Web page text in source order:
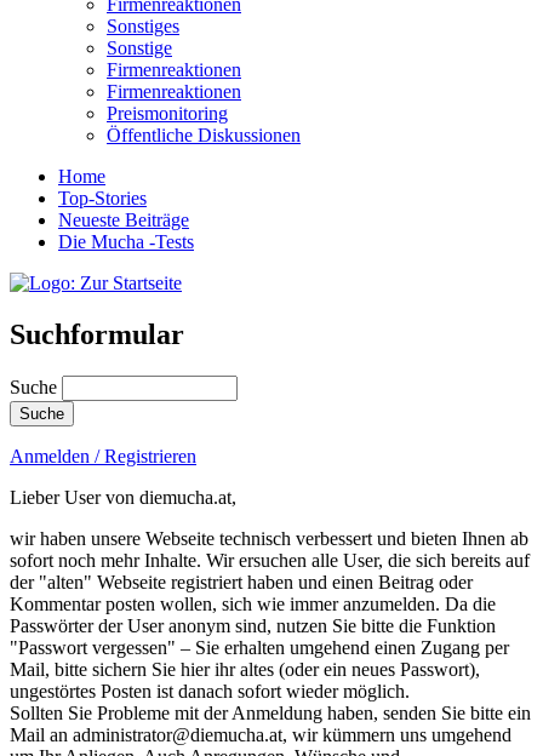
Firmenreaktionen
Sonstiges
Sonstige
Firmenreaktionen
Firmenreaktionen
Preismonitoring
Öffentliche Diskussionen
Home
Top-Stories
Neueste Beiträge
Die Mucha -Tests
Suchformular
Suche
Anmelden / Registrieren
Lieber User von diemucha.at,
wir haben unsere Webseite technisch verbessert und bieten Ihnen ab
sofort noch mehr Inhalte. Wir ersuchen alle User, die sich bereits auf
der "alten" Webseite registriert haben und einen Beitrag oder
Kommentar posten wollen, sich wie immer anzumelden. Da die
Passwörter der User anonym sind, nutzen Sie bitte die Funktion
"Passwort vergessen" – Sie erhalten umgehend einen Zugang per
Mail, bitte sichern Sie hier ihr altes (oder ein neues Passwort),
ungestörtes Posten ist danach sofort wieder möglich.
Sollten Sie Probleme mit der Anmeldung haben, senden Sie bitte ein
Mail an administrator@diemucha.at, wir kümmern uns umgehend